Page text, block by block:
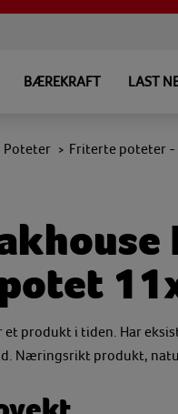
BÆREKRAFT LAST
Poteter > Friterte poteter
produkt i tiden. Har
Næringsrikt produkt,